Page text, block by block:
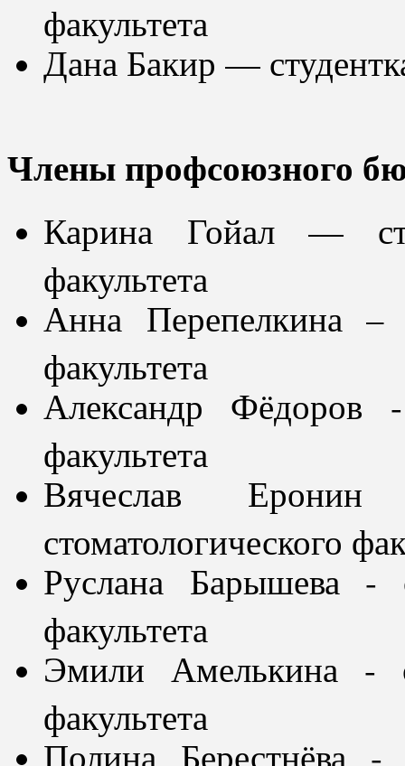
факультета
Дана Бакир —
Члены профсоюзного
Карина Гойал —
факультета
Анна Перепелкина –
факультета
Александр Фёдоров
факультета
Вячеслав
стоматологического
Руслана Барышева -
факультета
Эмили Амелькина -
факультета
Полина Берестнёва -